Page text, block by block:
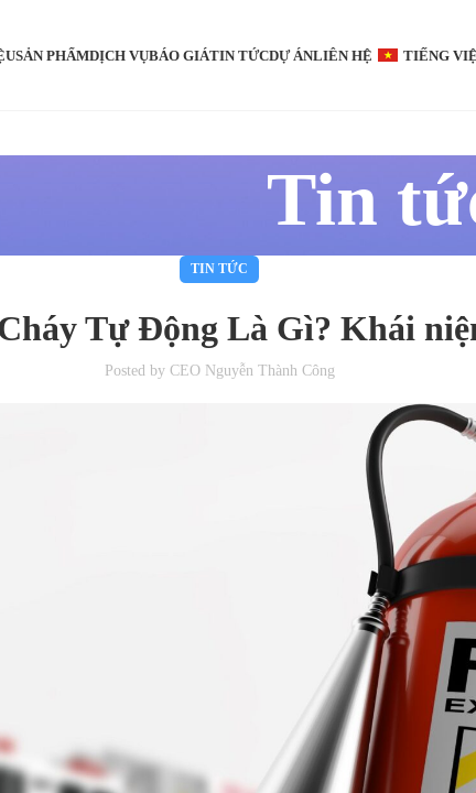
SẢN PHẨMDỊCH VỤBÁO GIÁTIN TỨCDỰ ÁNLIÊN HỆ TIẾNG
Tin
TIN TỨC
Tự Động Là Gì? Khái
Posted by CEO Nguyễn Thành Công